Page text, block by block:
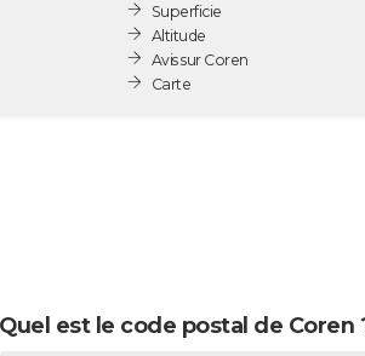
Superficie
Altitude
Avis sur Coren
Carte
Quel est le code postal de Coren